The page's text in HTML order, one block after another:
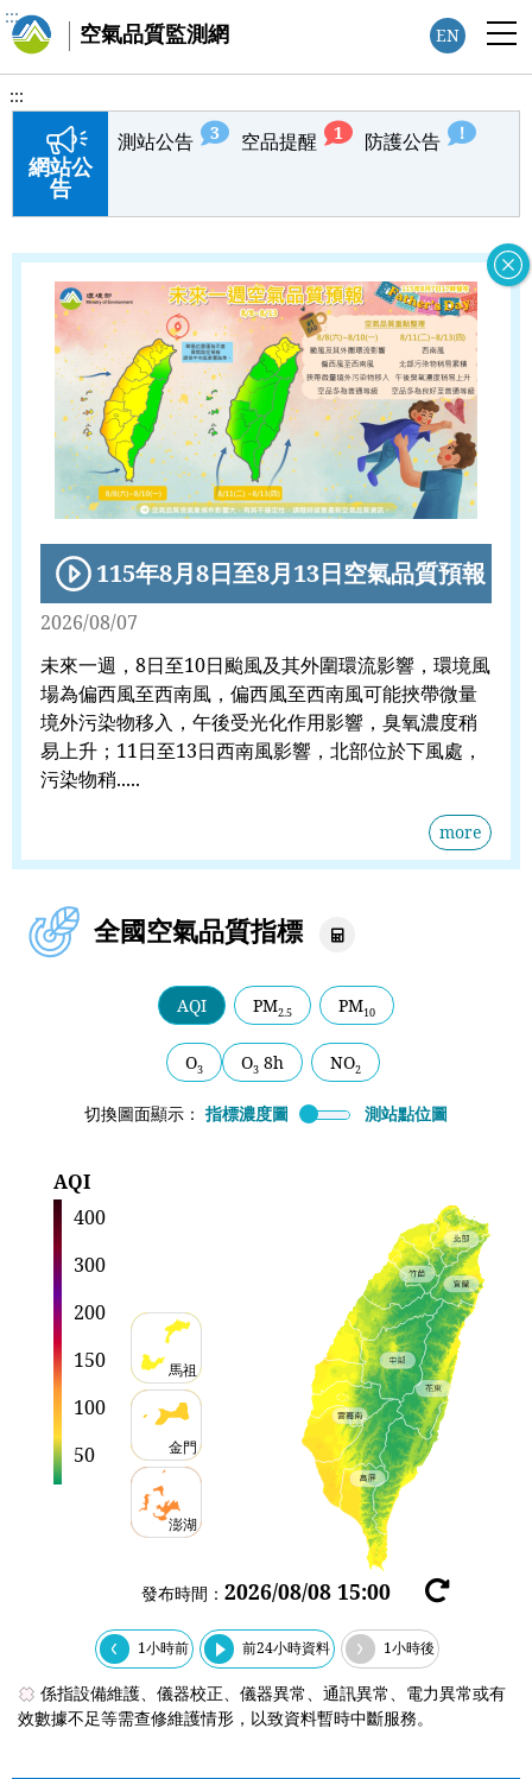
空氣品質監測網
:::
EN
:::
網站公
告
測站公告 新
數
3 空品提醒 新
數
1 防護公告 新
數
！
115年8月8日至8月13日空氣品質預報
2026/08/07
未來一週，8日至10日颱風及其外圍環流影響，環境風
場為偏西風至西南風，偏西風至西南風可能挾帶微量
境外污染物移入，午後受光化作用影響，臭氧濃度稍
易上升；11日至13日西南風影響，北部位於下風處，
污染物稍.....
more
全國空氣品質指標
全
品
狀
況
站
統
AQI PM2.5 PM10
O3 O3 8h NO2
切換圖面顯示： 指標濃度圖 測站點位圖
AQI
400
300
200
150
100
50
馬祖
金門
澎湖
發布時間： 2026/08/08 15:00
重
1小時前 前24小時資料 1小時後
係指設備維護、儀器校正、儀器異常、通訊異常、電力異常或有
效數據不足等需查修維護情形，以致資料暫時中斷服務。